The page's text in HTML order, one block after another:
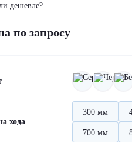
дешевле?
по запросу
хода
300 мм
700 мм